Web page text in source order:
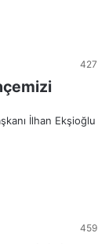
427
İlhan Ekşioğlu
459